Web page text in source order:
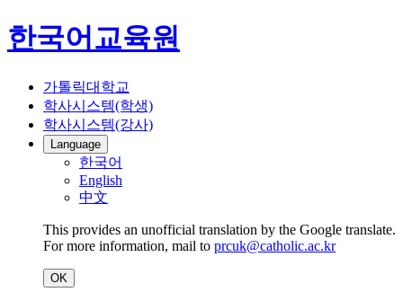
한국어교육원
가톨릭대학교
학사시스템(학생)
학사시스템(강사)
Language
한국어
English
中文
This provides an unofficial translation by the Google translate.
For more information, mail to prcuk@catholic.ac.kr
OK